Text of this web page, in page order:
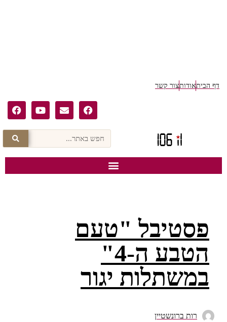
דף הביתאודותצור קשר
פסטיבל "טעם
הטבע ה-4"
במשתלות יגור
רות ברונשטיין